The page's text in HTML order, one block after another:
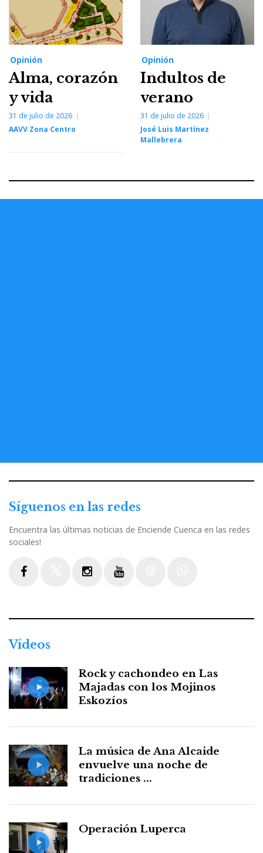
Opinión
Alma, corazón
y vida
31 de julio de 2026
AAVV Zona Centro
Opinión
Indultos de
verano
31 de julio de 2026
José Luis Martínez
Mallebrera
Síguenos en las redes
Encuentra las últimas noticias de Enciende Cuenca en las redes
sociales!
Vídeos
Rock y cachondeo en Las
Majadas con los Mojinos
Eskozíos
La música de Ana Alcaide
envuelve una noche de
tradiciones ...
Operación Luperca